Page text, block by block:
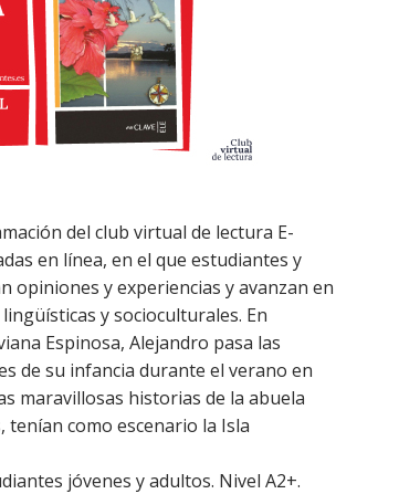
del club virtual de lectura E-
en línea, en el que estudiantes y
opiniones y experiencias y avanzan en
y socioculturales. En
Espinosa, Alejandro pasa las
de su infancia durante el verano en
maravillosas historias de la abuela
tenían como escenario la Isla
jóvenes y adultos. Nivel A2+.